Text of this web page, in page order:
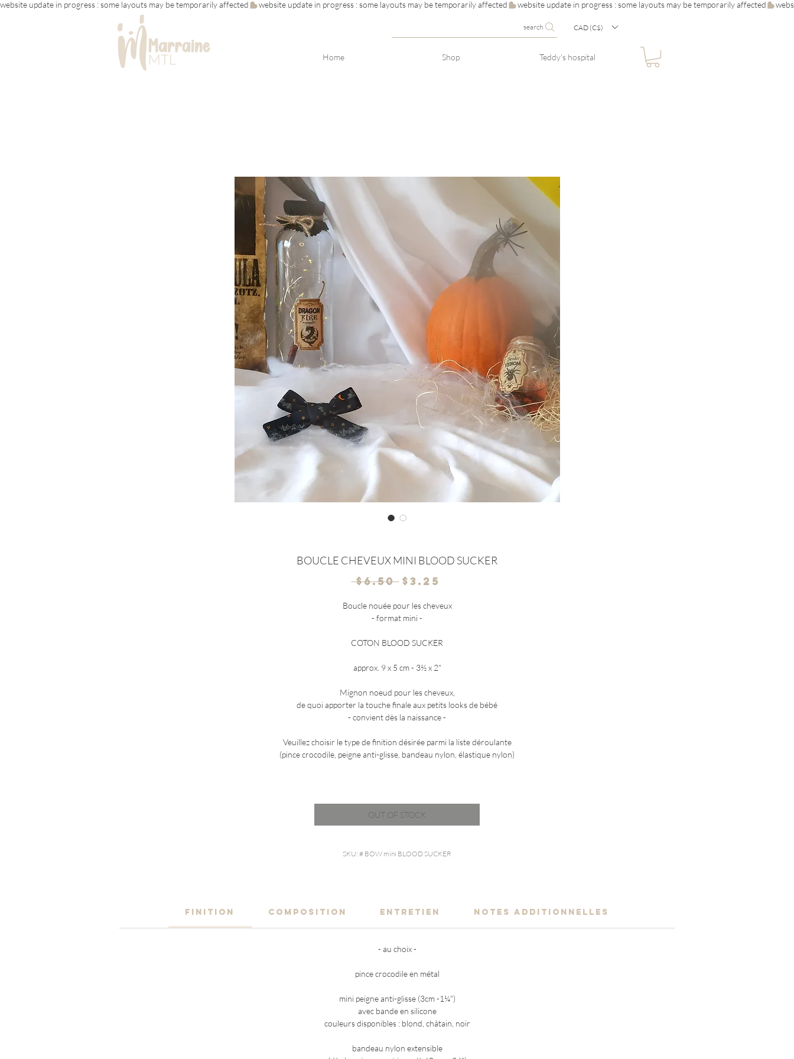
website update in progress : some layouts may be temporarily affected
search CAD (C$)
Home Shop Teddy's hospital
BOUCLE CHEVEUX MINI BLOOD SUCKER
$6.50 Regular
$3.25
Boucle nouée pour les cheveux
- format mini -
COTON BLOOD SUCKER
approx. 9 x 5 cm - 3½ x 2"
Mignon noeud pour les cheveux,
de quoi apporter la touche finale aux petits looks de bébé
- convient dès la naissance -
Veuillez choisir le type de finition désirée parmi la liste déroulante
(pince crocodile, peigne anti-glisse, bandeau nylon, élastique nylon)
OUT OF STOCK
SKU: # BOW mini BLOOD SUCKER
FINITION COMPOSITION ENTRETIEN NOTES ADDITIONNELLES
- au choix -
pince crocodile en métal
mini peigne anti-glisse (3cm -1¼")
avec bande en silicone
couleurs disponibles : blond, châtain, noir
bandeau nylon extensible